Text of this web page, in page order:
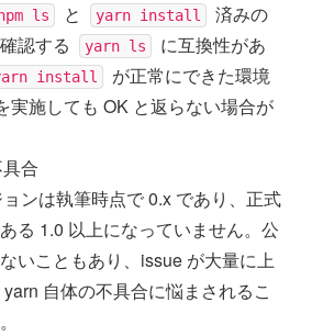
ls と yarn install
済みの
認する
yarn ls
に互換性があ
install
が正常にできた環境
実施しても OK と返らない場合が
合
ンは執筆時点で 0.x であり、正式
る 1.0 以上になっていません。公
いこともあり、issue が大量に上
自体の不具合に悩まされるこ